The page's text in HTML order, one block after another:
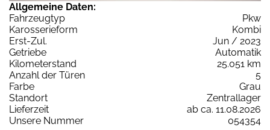
Allgemeine Daten:
Fahrzeugtyp
Pkw
Karosserieform
Kombi
Erst-Zul.
Jun / 2023
Getriebe
Automatik
Kilometerstand
25.051 km
Anzahl der Türen
5
Farbe
Grau
Standort
Zentrallager
Lieferzeit
ab ca. 11.08.2026
Unsere Nummer
054354